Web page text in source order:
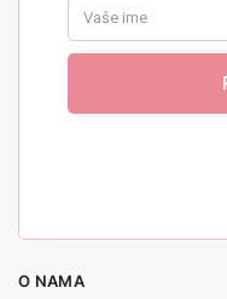
O NAMA